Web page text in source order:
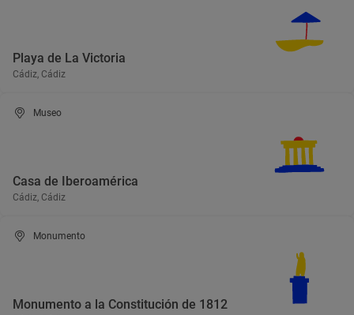
Playa de La Victoria
Cádiz, Cádiz
Museo
Casa de Iberoamérica
Cádiz, Cádiz
Monumento
Monumento a la Constitución de 1812